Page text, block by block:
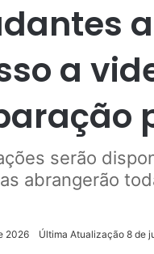
a
serão
abrangerão
2026 Última Atualização 8 de